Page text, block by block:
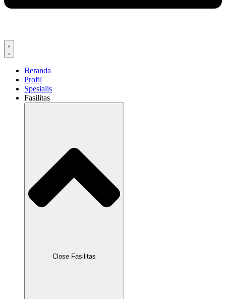
Beranda
Profil
Spesialis
Fasilitas
Close Fasilitas